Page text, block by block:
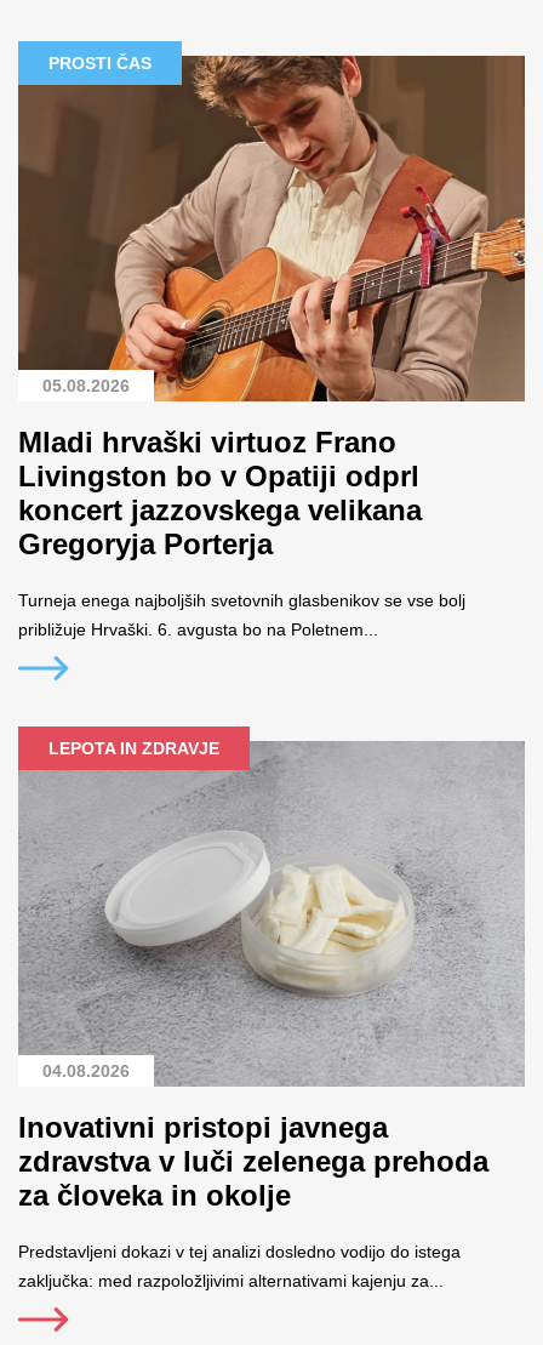
PROSTI ČAS
05.08.2026
Mladi hrvaški virtuoz Frano
Livingston bo v Opatiji odprl
koncert jazzovskega velikana
Gregoryja Porterja
Turneja enega najboljših svetovnih glasbenikov se vse bolj
približuje Hrvaški. 6. avgusta bo na Poletnem...
LEPOTA IN ZDRAVJE
04.08.2026
Inovativni pristopi javnega
zdravstva v luči zelenega prehoda
za človeka in okolje
Predstavljeni dokazi v tej analizi dosledno vodijo do istega
zaključka: med razpoložljivimi alternativami kajenju za...